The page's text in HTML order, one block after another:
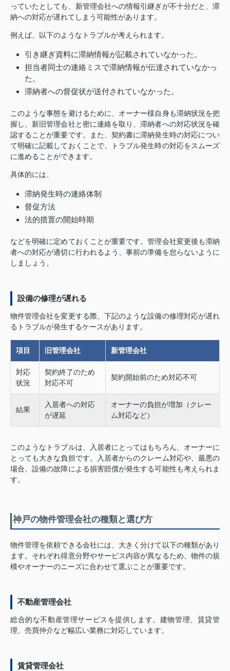
っていたとしても、新管理会社への情報引継ぎが不十分だと、滞
納への対応が遅れてしまう可能性があります。
例えば、以下のようなトラブルが考えられます。
引き継ぎ資料に滞納情報が記載されていなかった。
担当者同士の連絡ミスで滞納情報が伝達されていなかっ
た。
滞納者への督促状が送付されていなかった。
このような事態を避けるために、オーナー様自身も滞納状況を把
握し、新旧管理会社と密に連絡を取り、滞納者への対応状況を確
認することが重要です。また、契約書に滞納発生時の対応につい
て明確に記載しておくことで、トラブル発生時の対応をスムーズ
に進めることができます。
具体的には、
滞納発生時の連絡体制
督促方法
法的措置の開始時期
などを明確に定めておくことが重要です。管理会社変更後も滞納
者への対応が適切に行われるよう、事前の準備を怠らないように
しましょう。
設備の修理が遅れる
物件管理会社を変更する際、下記のような設備の修理対応が遅れ
るトラブルが発生するケースがあります。
項目 旧管理会社 新管理会社
対応
状況
契約終了のため
対応不可
契約開始前のため対応不可
結果
入居者への対応
が遅延
オーナーの負担が増加（クレー
ム対応など）
このようなトラブルは、入居者にとってはもちろん、オーナーに
とっても大きな負担です。入居者からのクレーム対応や、最悪の
場合、設備の故障による損害賠償が発生する可能性も考えられま
す。
神戸の物件管理会社の種類と選び方
物件管理を依頼できる会社には、大きく分けて以下の種類があり
ます。それぞれ得意分野やサービス内容が異なるため、物件の規
模やオーナーのニーズに合わせて選ぶことが重要です。
不動産管理会社
総合的な不動産管理サービスを提供します。建物管理、賃貸管
理、売買仲介など幅広い業務に対応しています。
賃貸管理会社